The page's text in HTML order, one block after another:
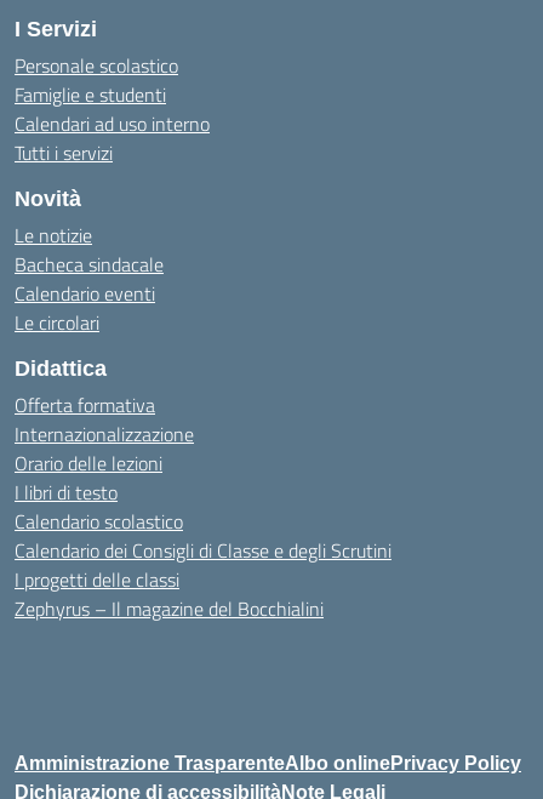
I Servizi
Personale scolastico
Famiglie e studenti
Calendari ad uso interno
Tutti i servizi
Novità
Le notizie
Bacheca sindacale
Calendario eventi
Le circolari
Didattica
Offerta formativa
Internazionalizzazione
Orario delle lezioni
I libri di testo
Calendario scolastico
Calendario dei Consigli di Classe e degli Scrutini
I progetti delle classi
Zephyrus – Il magazine del Bocchialini
Amministrazione TrasparenteAlbo onlinePrivacy Policy
Dichiarazione di accessibilitàNote Legali